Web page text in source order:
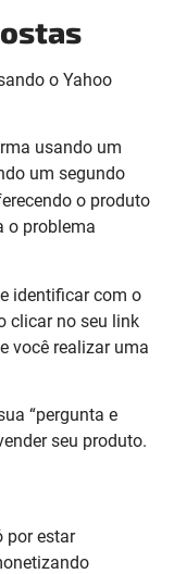
o Yahoo
usando um
um segundo
o produto
o problema
identificar com o
clicar no seu link
você realizar uma
“pergunta e
seu produto.